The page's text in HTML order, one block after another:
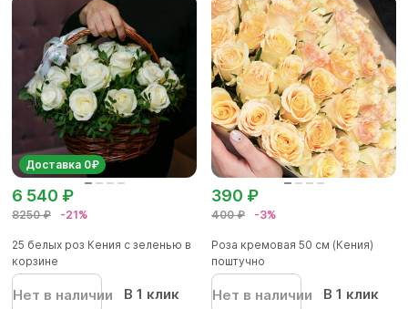
Доставка 0₽
8250 ₽ -21%
6 540 ₽
25 белых роз Кения с зеленью в
корзине
Нет в наличии В 1 клик
400 ₽ -3%
390 ₽
Роза кремовая 50 см (Кения)
поштучно
Нет в наличии В 1 клик